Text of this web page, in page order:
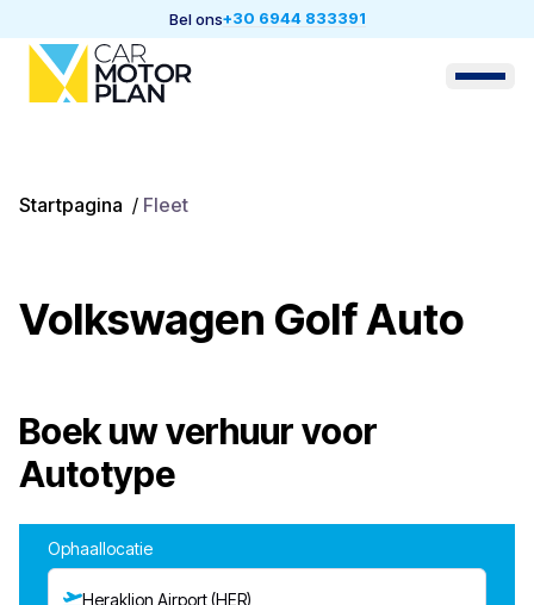
Bel ons+30 6944 833391
Startpagina / Fleet
Volkswagen Golf Auto
Boek uw verhuur voor
Autotype
Ophaallocatie
Heraklion Airport (HER)